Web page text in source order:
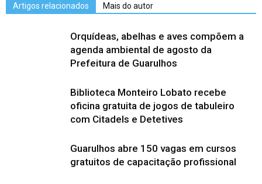
Artigos relacionados Mais do autor
Orquídeas, abelhas e aves compõem a
agenda ambiental de agosto da
Prefeitura de Guarulhos
Biblioteca Monteiro Lobato recebe
oficina gratuita de jogos de tabuleiro
com Citadels e Detetives
Guarulhos abre 150 vagas em cursos
gratuitos de capacitação profissional